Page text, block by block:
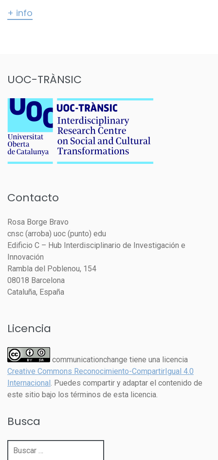
+ info
UOC-TRÀNSIC
Contacto
Rosa Borge Bravo
cnsc (arroba) uoc (punto) edu
Edificio C – Hub Interdisciplinario de Investigación e
Innovación
Rambla del Poblenou, 154
08018 Barcelona
Cataluña, España
Licencia
communicationchange tiene una licencia
Creative Commons Reconocimiento-CompartirIgual 4.0
Internacional. Puedes compartir y adaptar el contenido de
este sitio bajo los términos de esta licencia.
Busca
Buscar: